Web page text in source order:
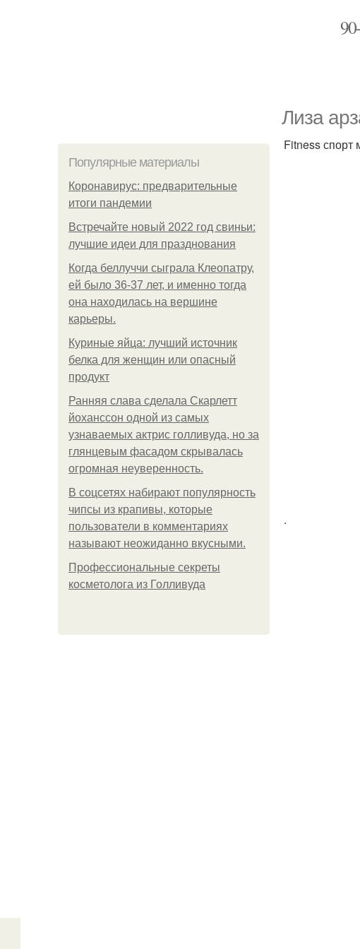
Лизa
Популярные материалы
Коронавирус: предварительные
итоги пандемии
Встречайте новый 2022 год свиньи:
лучшие идеи для празднования
Когда беллуччи сыграла Клеопатру,
ей было 36-37 лет, и именно тогда
она находилась на вершине
карьеры.
Куриные яйца: лучший источник
белка для женщин или опасный
продукт
Ранняя слава сделала Скарлетт
йоханссон одной из самых
узнаваемых актрис голливуда, но за
глянцевым фасадом скрывалась
огромная неуверенность.
В соцсетях набирают популярность
чипсы из крапивы, которые
пользователи в комментариях
называют неожиданно вкусными.
Профессиональные секреты
косметолога из Голливуда
Fitness спорт
.